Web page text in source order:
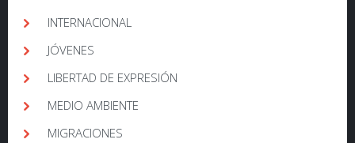
INTERNACIONAL
JÓVENES
LIBERTAD DE EXPRESIÓN
MEDIO AMBIENTE
MIGRACIONES